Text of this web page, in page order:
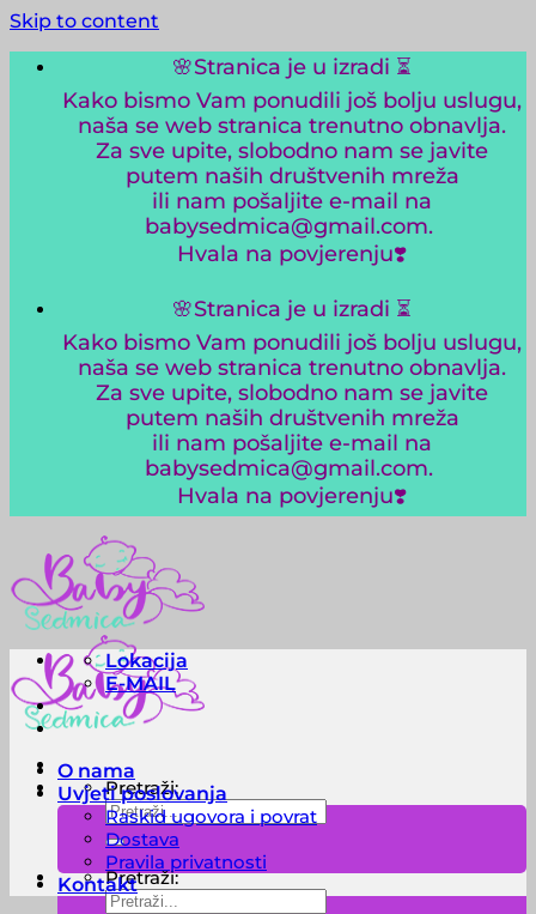
Skip to content
🌸Stranica je u izradi ⏳️
Kako bismo Vam ponudili još bolju uslugu,
naša se web stranica trenutno obnavlja.
Za sve upite, slobodno nam se javite
putem naših društvenih mreža
ili nam pošaljite e-mail na
babysedmica@gmail.com.
Hvala na povjerenju❣️
🌸Stranica je u izradi ⏳️
Kako bismo Vam ponudili još bolju uslugu,
naša se web stranica trenutno obnavlja.
Za sve upite, slobodno nam se javite
putem naših društvenih mreža
ili nam pošaljite e-mail na
babysedmica@gmail.com.
Hvala na povjerenju❣️
Pretraži:
Pretraži:
Lokacija
E-MAIL
O nama
Uvjeti poslovanja
Raskid ugovora i povrat
Dostava
Pravila privatnosti
Kontakt